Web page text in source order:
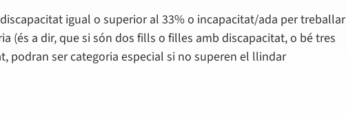
igual o superior al 33% o incapacitat/ada per treballar
(és a dir, que si són dos fills o filles amb discapacitat, o bé tres
ser categoria especial si no superen el llindar